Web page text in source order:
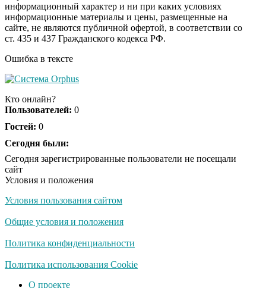
i
Королева вагона
отожгла! Видео не
оставит равнодушным
информационный характер и ни при каких условиях
информационные материалы и цены, размещенные на
сайте, не являются публичной офертой, в соответствии со
ст. 435 и 437 Гражданского кодекса РФ.
Ошибка в тексте
Кто онлайн?
Пользователей: 0
Гостей: 0
Сегодня были:
Сегодня зарегистрированные пользователи не посещали
сайт
Условия и положения
Условия пользования сайтом
Общие условия и положения
Политика конфиденциальности
Политика использования Cookie
О проекте